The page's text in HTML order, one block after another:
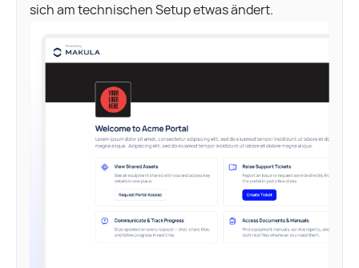
sich am technischen Setup etwas ändert.